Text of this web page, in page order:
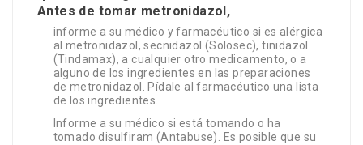
Antes de tomar metronidazol,
informe a su médico y farmacéutico si es alérgica
al metronidazol, secnidazol (Solosec), tinidazol
(Tindamax), a cualquier otro medicamento, o a
alguno de los ingredientes en las preparaciones
de metronidazol. Pídale al farmacéutico una lista
de los ingredientes.
Informe a su médico si está tomando o ha
tomado disulfiram (Antabuse). Es posible que su